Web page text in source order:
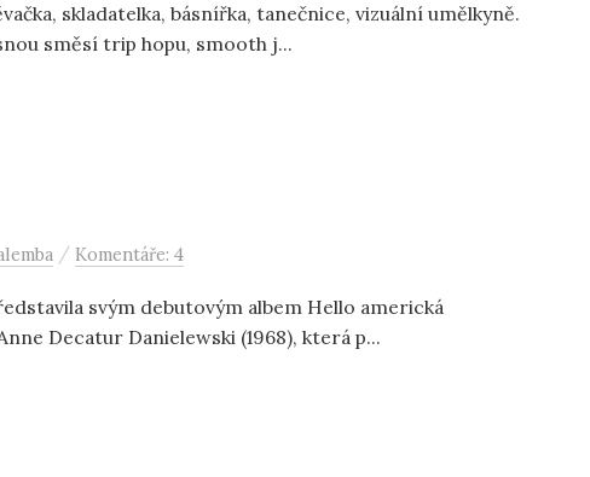
skladatelka, básnířka, tanečnice, vizuální umělkyně.
směsí trip hopu, smooth j...
/ Komentáře: 4
svým debutovým albem Hello americká
Decatur Danielewski (1968), která p...